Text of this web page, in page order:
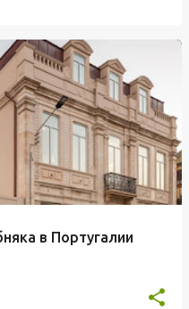
в Португалии